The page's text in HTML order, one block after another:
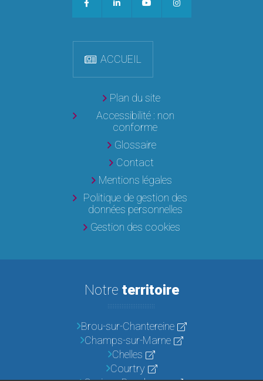
ACCUEIL
Plan du site
Accessibilité : non
conforme
Glossaire
Contact
Mentions légales
Politique de gestion des
données personnelles
Gestion des cookies
Notre territoire
Brou-sur-Chantereine
Champs-sur-Marne
Chelles
Courtry